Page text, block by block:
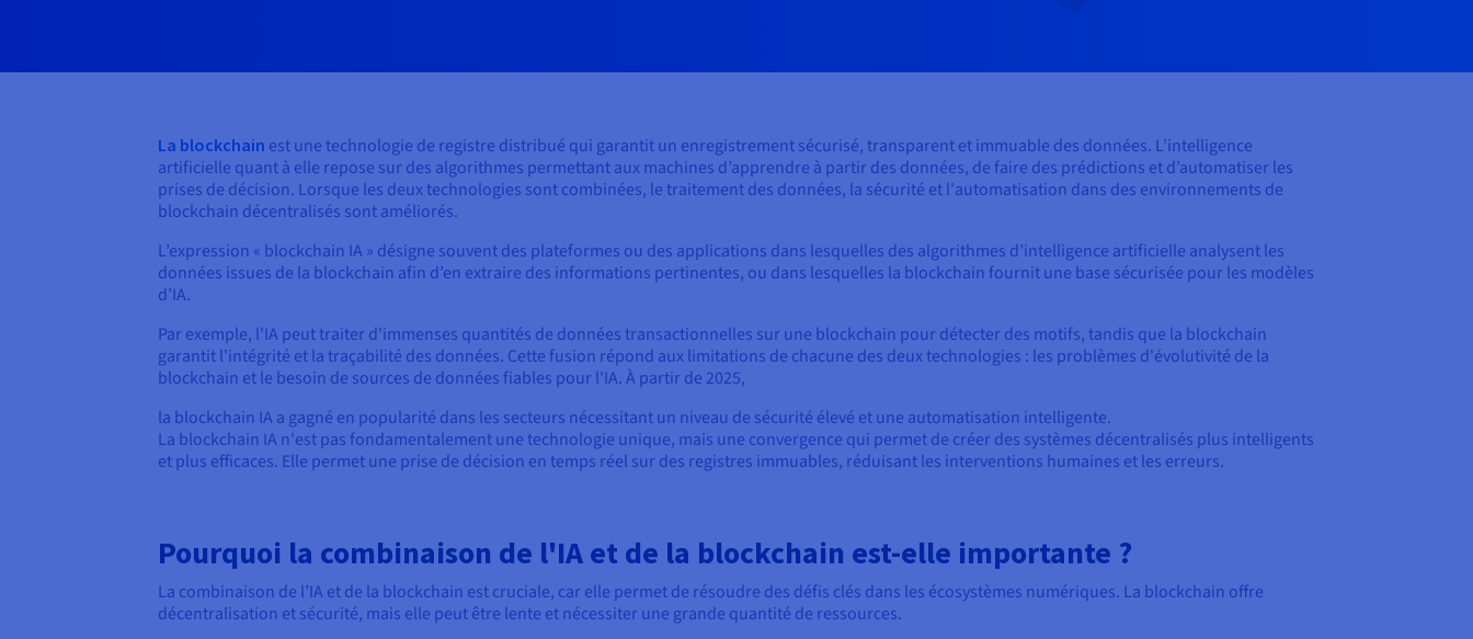
La blockchain est une technologie de registre distribué qui garantit un enregistrement sécurisé, transparent et immuable des données. L’intelligence
artificielle quant à elle repose sur des algorithmes permettant aux machines d’apprendre à partir des données, de faire des prédictions et d’automatiser les
prises de décision. Lorsque les deux technologies sont combinées, le traitement des données, la sécurité et l'automatisation dans des environnements de
blockchain décentralisés sont améliorés.
L’expression « blockchain IA » désigne souvent des plateformes ou des applications dans lesquelles des algorithmes d’intelligence artificielle analysent les
données issues de la blockchain afin d’en extraire des informations pertinentes, ou dans lesquelles la blockchain fournit une base sécurisée pour les modèles
d’IA.
Par exemple, l'IA peut traiter d'immenses quantités de données transactionnelles sur une blockchain pour détecter des motifs, tandis que la blockchain
garantit l'intégrité et la traçabilité des données. Cette fusion répond aux limitations de chacune des deux technologies : les problèmes d'évolutivité de la
blockchain et le besoin de sources de données fiables pour l'IA. À partir de 2025,
la blockchain IA a gagné en popularité dans les secteurs nécessitant un niveau de sécurité élevé et une automatisation intelligente.
La blockchain IA n'est pas fondamentalement une technologie unique, mais une convergence qui permet de créer des systèmes décentralisés plus intelligents
et plus efficaces. Elle permet une prise de décision en temps réel sur des registres immuables, réduisant les interventions humaines et les erreurs.
Pourquoi la combinaison de l'IA et de la blockchain est-elle importante ?
La combinaison de l’IA et de la blockchain est cruciale, car elle permet de résoudre des défis clés dans les écosystèmes numériques. La blockchain offre
décentralisation et sécurité, mais elle peut être lente et nécessiter une grande quantité de ressources.